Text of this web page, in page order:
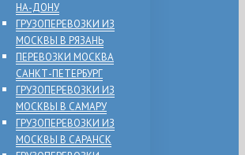
НА-ДОНУ
ГРУЗОПЕРЕВОЗКИ ИЗ
МОСКВЫ В РЯЗАНЬ
ПЕРЕВОЗКИ МОСКВА
САНКТ-ПЕТЕРБУРГ
ГРУЗОПЕРЕВОЗКИ ИЗ
МОСКВЫ В САМАРУ
ГРУЗОПЕРЕВОЗКИ ИЗ
МОСКВЫ В САРАНСК